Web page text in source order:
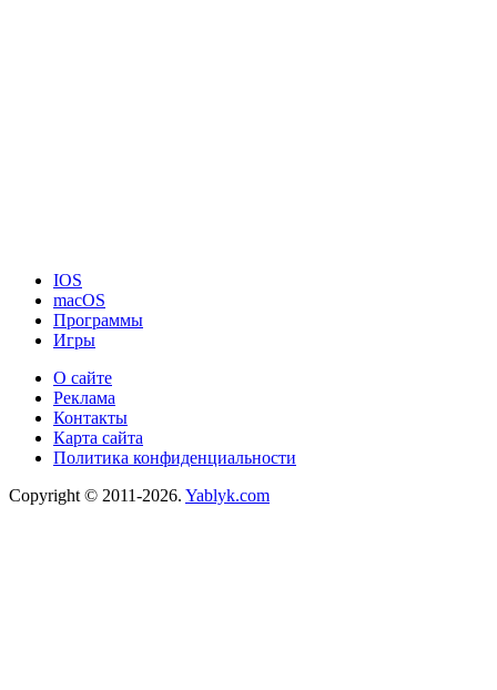
IOS
macOS
Программы
Игры
О сайте
Реклама
Контакты
Карта сайта
Политика конфиденциальности
Copyright © 2011-2026. Yablyk.сom